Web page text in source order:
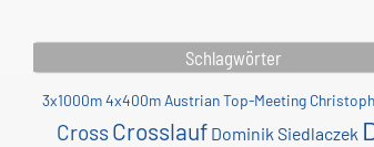
Schlagwörter
3x1000m 4x400m Austrian Top-Meeting
CrossCrosslauf Dominik Siedlaczek